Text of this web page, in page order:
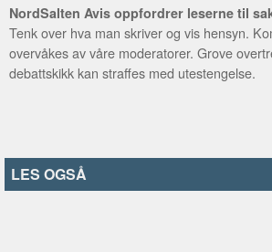
NordSalten Avis oppfordrer leserne til
Tenk over hva man skriver og vis hensyn.
overvåkes av våre moderatorer. Grove
debattskikk kan straffes med utestengelse.
LES OGSÅ